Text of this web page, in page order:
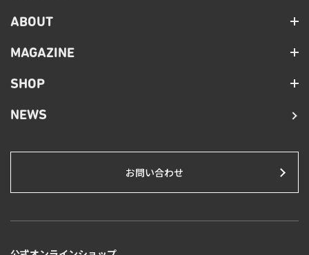
ABOUT
MAGAZINE
SHOP
NEWS
お問い合わせ